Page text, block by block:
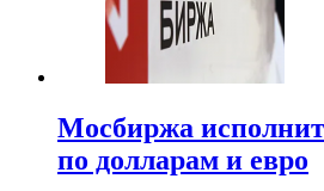
Мосбиржа исполнит
по долларам и евро